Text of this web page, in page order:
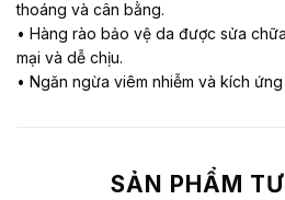
thoáng và cân bằng.
• Hàng rào bảo vệ da được sửa
mại và dễ chịu.
• Ngăn ngừa viêm nhiễm và kích ứng
SẢN PHẨM